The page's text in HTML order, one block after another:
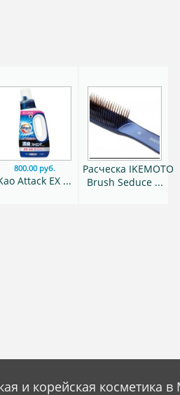
800.00 руб.
Attack EX ...
Расческа IKEMOTO
Brush Seduce ...
и корейская косметика